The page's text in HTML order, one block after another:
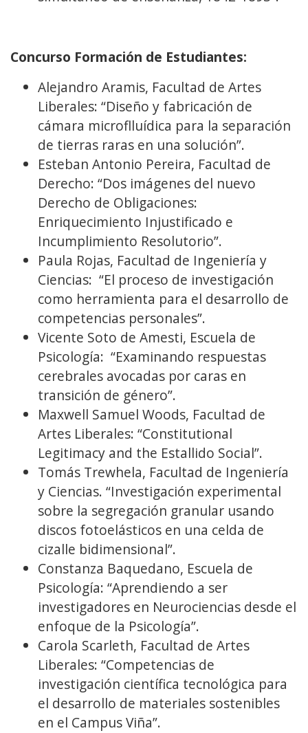
Concurso Formación de Estudiantes:
Alejandro Aramis, Facultad de Artes
Liberales: “Diseño y fabricación de
cámara microflluídica para la separación
de tierras raras en una solución”.
Esteban Antonio Pereira, Facultad de
Derecho: “Dos imágenes del nuevo
Derecho de Obligaciones:
Enriquecimiento Injustificado e
Incumplimiento Resolutorio”.
Paula Rojas, Facultad de Ingeniería y
Ciencias: “El proceso de investigación
como herramienta para el desarrollo de
competencias personales”.
Vicente Soto de Amesti, Escuela de
Psicología: “Examinando respuestas
cerebrales avocadas por caras en
transición de género”.
Maxwell Samuel Woods, Facultad de
Artes Liberales: “Constitutional
Legitimacy and the Estallido Social”.
Tomás Trewhela, Facultad de Ingeniería
y Ciencias. “Investigación experimental
sobre la segregación granular usando
discos fotoelásticos en una celda de
cizalle bidimensional”.
Constanza Baquedano, Escuela de
Psicología: “Aprendiendo a ser
investigadores en Neurociencias desde el
enfoque de la Psicología”.
Carola Scarleth, Facultad de Artes
Liberales: “Competencias de
investigación científica tecnológica para
el desarrollo de materiales sostenibles
en el Campus Viña”.